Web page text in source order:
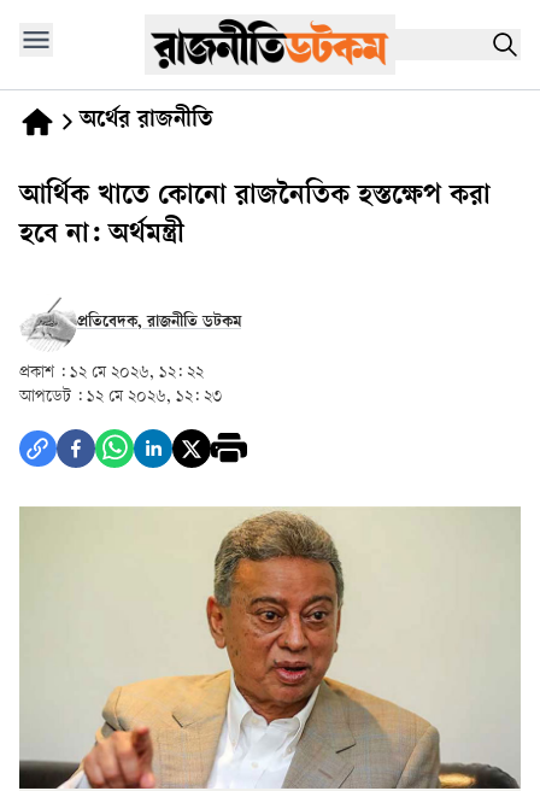
অর্থের রাজনীতি
আর্থিক খাতে কোনো রাজনৈতিক হস্তক্ষেপ করা
হবে না: অর্থমন্ত্রী
প্রতিবেদক, রাজনীতি ডটকম
প্রকাশ : ১২ মে ২০২৬, ১২: ২২
আপডেট : ১২ মে ২০২৬, ১২: ২৩